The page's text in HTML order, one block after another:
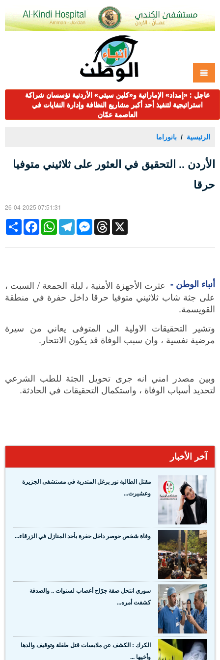
عاجل : «إمداد» الإماراتية و«كلين سيتي» الأردنية تؤسسان شراكة
استراتيجية لتنفيذ أحد أكبر مشاريع النظافة وإدارة النفايات في
العاصمة عمّان
الرئيسية بانوراما
الأردن .. التحقيق في العثور على ثلاثيني متوفيا
حرقا
26-04-2025 07:51:31
Share
FacebookWhatsAppTelegramMessengerThreads X
أنباء الوطن - عثرت الأجهزة الأمنية ، ليلة الجمعة / السبت ،
على جثة شاب ثلاثيني متوفيا حرقا داخل حفرة في منطقة
القويسمة.
وتشير التحقيقات الاولية الى المتوفى يعاني من سيرة
مرضية نفسية ، وان سبب الوفاة قد يكون الانتحار.
وبين مصدر امني انه جرى تحويل الجثة للطب الشرعي
لتحديد أسباب الوفاة ، واستكمال التحقيقات في الحادثة.
آخر الأخبار
مقتل الطالبة نور برغل المتدربة في مستشفى الجزيرة
وعشيرت...
وفاة شخص حوصر داخل حفرة بأحد المنازل في الزرقاء...
سوري انتحل صفة جرّاح أعصاب لسنوات .. والصدفة
كشفت أمره...
الكرك : الكشف عن ملابسات قتل طفلة وتوقيف والدها
وأخيها ...